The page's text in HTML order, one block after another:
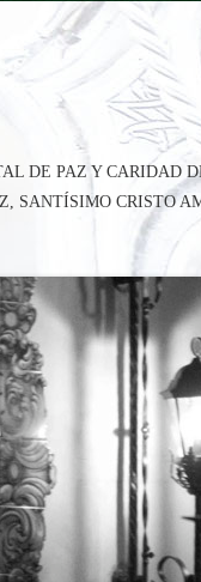
DE PAZ Y CARIDAD
SANTÍSIMO CRISTO